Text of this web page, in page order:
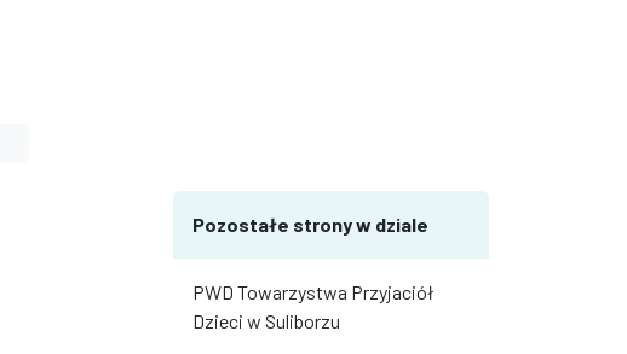
Pozostałe strony w dziale
PWD Towarzystwa Przyjaciół
Dzieci w Suliborzu